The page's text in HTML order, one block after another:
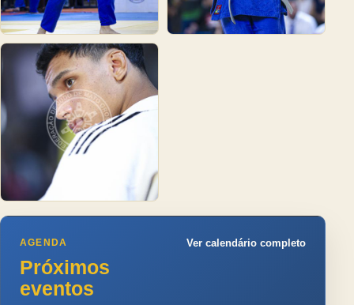
AGENDA
Próximos
eventos
Ver calendário completo